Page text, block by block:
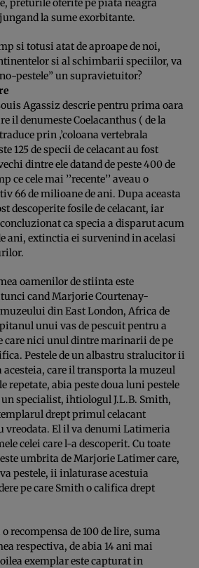
preturile oferite pe piata neagra
la sume exorbitante.
si totusi atat de aproape de noi,
si al schimbarii speciilor, va
pestele” un supravietuitor?
Agassiz descrie pentru prima oara
il denumeste Coelacanthus ( de la
prin ‚’coloana vertebrala
125 de specii de celacant au fost
dintre ele datand de peste 400 de
cele mai ’’recente’’ aveau o
66 de milioane de ani. Dupa aceasta
descoperite fosile de celacant, iar
ca specia a disparut acum
ani, extinctia ei survenind in acelasi
oamenilor de stiinta este
cand Marjorie Courtenay-
din East London, Africa de
unui vas de pescuit pentru a
care nici unul dintre marinarii de pe
Pestele de un albastru stralucitor ii
care il transporta la muzeul
repetate, abia peste doua luni pestele
specialist, ihtiologul J.L.B. Smith,
drept primul celacant
vreodata. El il va denumi Latimeria
celei care l-a descoperit. Cu toate
umbrita de Marjorie Latimer care,
pestele, ii inlaturase acestuia
pe care Smith o califica drept
recompensa de 100 de lire, suma
respectiva, de abia 14 ani mai
exemplar este capturat in